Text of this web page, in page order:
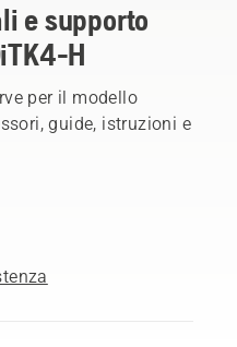
e supporto
H
per il modello
guide, istruzioni e